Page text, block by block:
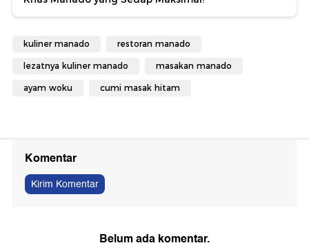
kuliner manado restoran manado
lezatnya kuliner manado masakan manado
ayam woku cumi masak hitam
Komentar
Kirim Komentar
Belum ada komentar.